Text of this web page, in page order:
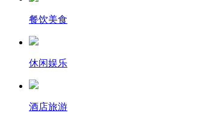
餐饮美食
休闲娱乐
酒店旅游